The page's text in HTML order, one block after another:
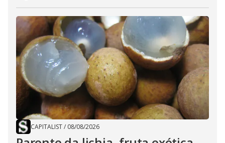
CAPITALIST/ 08/08/2026